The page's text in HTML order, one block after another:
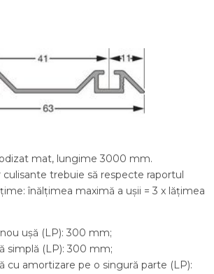
mat, lungime 3000 mm.
culisante trebuie să respecte raportul
înălțimea maximă a ușii = 3 x lățimea
ușă (LP): 300 mm;
simplă (LP): 300 mm;
cu amortizare pe o singură parte (LP):